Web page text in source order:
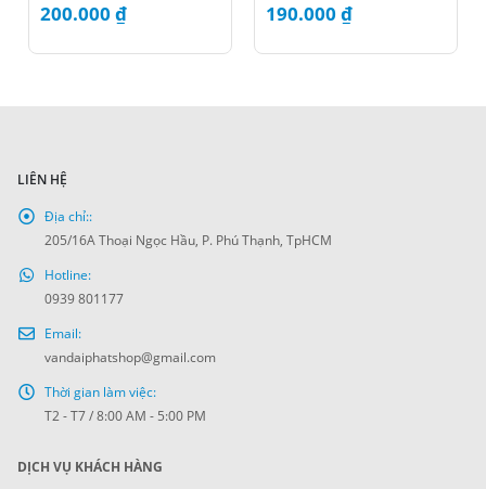
200.000 ₫ 190.000 ₫
LIÊN HỆ
Địa chỉ::
205/16A Thoại Ngọc Hầu, P. Phú Thạnh, TpHCM
Hotline:
0939 801177
Email:
vandaiphatshop@gmail.com
Thời gian làm việc:
T2 - T7 / 8:00 AM - 5:00 PM
DỊCH VỤ KHÁCH HÀNG